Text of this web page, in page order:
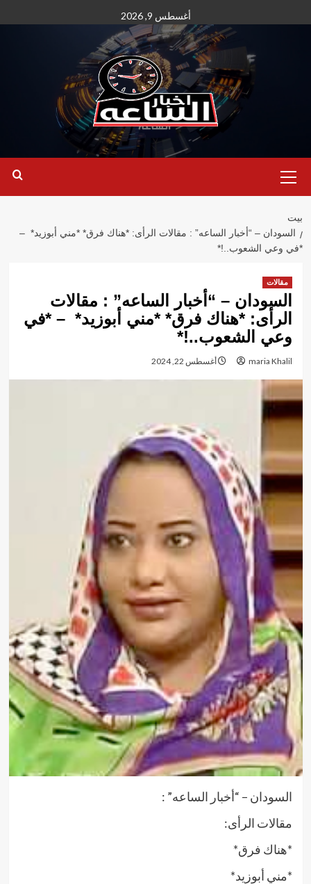
إلى
أغسطس 9, 2026
الأساسية
بيت
السودان – “أخبار الساعه” : مقالات الرأى: *هناك فرق* *مني أبوزيد* –
*في وعي الشعوب..!*
مقالات
السودان – “أخبار الساعه” : مقالات
الرأى: *هناك فرق* *مني أبوزيد* – *في
وعي الشعوب..!*
maria Khalil أغسطس 22, 2024
السودان – “أخبار الساعه” :
مقالات الرأى:
*هناك فرق*
*مني أبوزيد*